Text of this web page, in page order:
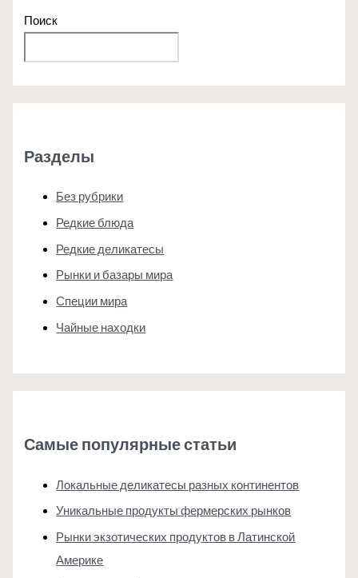
Поиск
Разделы
Без рубрики
Редкие блюда
Редкие деликатесы
Рынки и базары мира
Специи мира
Чайные находки
Самые популярные статьи
Локальные деликатесы разных континентов
Уникальные продукты фермерских рынков
Рынки экзотических продуктов в Латинской
Америке